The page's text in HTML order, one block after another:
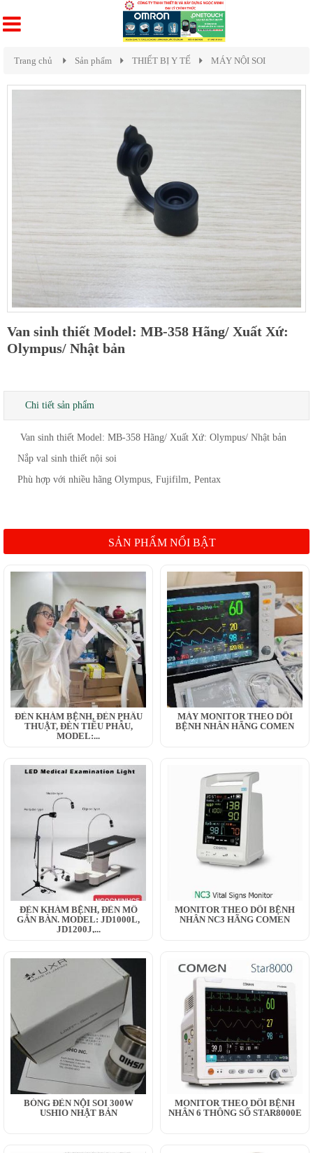
Trang chủ Sản phẩm THIẾT BỊ Y TẾ MÁY NỘI SOI
Van sinh thiết Model: MB-358 Hãng/ Xuất Xứ:
Olympus/ Nhật bản
Chi tiết sản phẩm
Van sinh thiết Model: MB-358 Hãng/ Xuất Xứ: Olympus/ Nhật bản
Nắp val sinh thiết nội soi
Phù hợp với nhiều hãng Olympus, Fujifilm, Pentax
SẢN PHẨM NỔI BẬT
ĐÈN KHÁM BỆNH, ĐÈN PHẪU
THUẬT, ĐÈN TIỂU PHẪU,
MODEL:...
MÁY MONITOR THEO DÕI
BỆNH NHÂN HÃNG COMEN
ĐÈN KHÁM BỆNH, ĐÈN MỔ
GẮN BÀN. MODEL: JD1000L,
JD1200J,...
MONITOR THEO DÕI BỆNH
NHÂN NC3 HÃNG COMEN
BÓNG ĐÈN NỘI SOI 300W
USHIO NHẬT BẢN
MONITOR THEO DÕI BỆNH
NHÂN 6 THÔNG SỐ STAR8000E